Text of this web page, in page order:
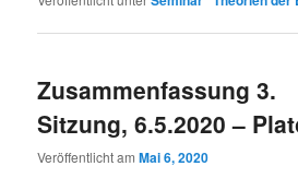
Zusammenfassung 3.
Sitzung, 6.5.2020 –
Veröffentlicht amMai 6, 2020